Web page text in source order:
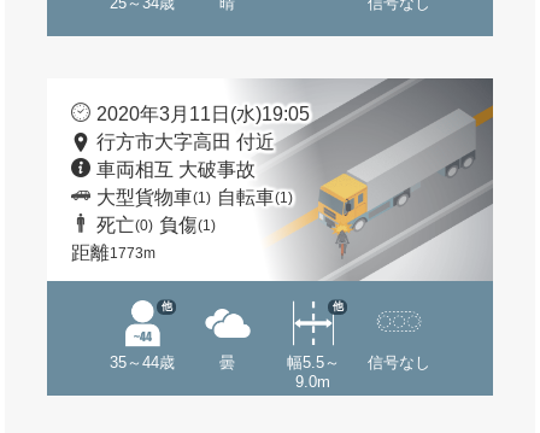
2020年3月11日(水)19:05
行方市大字高田 付近
車両相互 大破事故
大型貨物車(1) 自転車(1)
死亡(0) 負傷(1)
距離1773m
35～44歳
他
曇
幅5.5～
9.0m
他
信号なし